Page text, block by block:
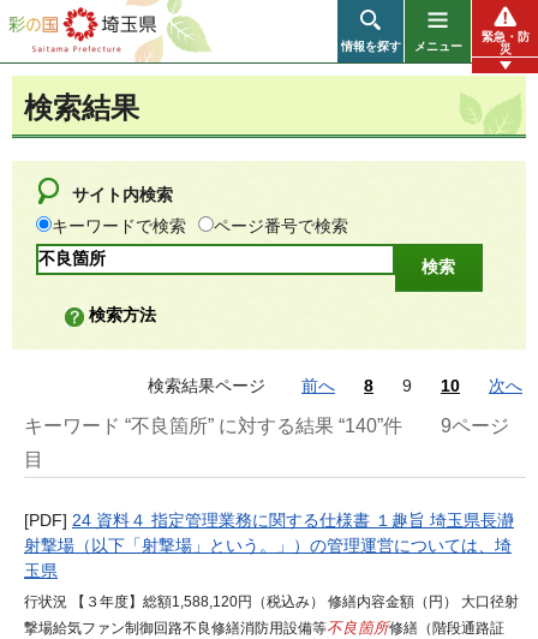
彩の国 埼玉県
情報を探す メニュー
緊急・防
災
検索結果
サイト内検索
キーワードで検索
ページ番号で検索
検索方法
検索結果ページ 前へ 8 9 10 次へ
キーワード “不良箇所” に対する結果 “140”件
9ページ
目
[PDF] 24 資料４ 指定管理業務に関する仕様書 １趣旨 埼玉県長瀞
射撃場（以下「射撃場」という。」）の管理運営については、埼
玉県
行状況 【３年度】総額1,588,120円（税込み） 修繕内容金額（円） 大口径射
撃場給気ファン制御回路不良修繕消防用設備等不良箇所修繕（階段通路証